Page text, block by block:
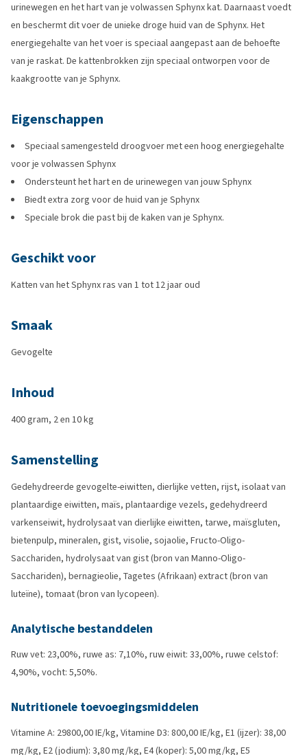
urinewegen en het hart van je volwassen Sphynx kat. Daarnaast voedt
en beschermt dit voer de unieke droge huid van de Sphynx. Het
energiegehalte van het voer is speciaal aangepast aan de behoefte
van je raskat. De kattenbrokken zijn speciaal ontworpen voor de
kaakgrootte van je Sphynx.
Eigenschappen
Speciaal samengesteld droogvoer met een hoog energiegehalte
voor je volwassen Sphynx
Ondersteunt het hart en de urinewegen van jouw Sphynx
Biedt extra zorg voor de huid van je Sphynx
Speciale brok die past bij de kaken van je Sphynx.
Geschikt voor
Katten van het Sphynx ras van 1 tot 12 jaar oud
Smaak
Gevogelte
Inhoud
400 gram, 2 en 10 kg
Samenstelling
Gedehydreerde gevogelte-eiwitten, dierlijke vetten, rijst, isolaat van
plantaardige eiwitten, maïs, plantaardige vezels, gedehydreerd
varkenseiwit, hydrolysaat van dierlijke eiwitten, tarwe, maïsgluten,
bietenpulp, mineralen, gist, visolie, sojaolie, Fructo-Oligo-
Sacchariden, hydrolysaat van gist (bron van Manno-Oligo-
Sacchariden), bernagieolie, Tagetes (Afrikaan) extract (bron van
luteïne), tomaat (bron van lycopeen).
Analytische bestanddelen
Ruw vet: 23,00%, ruwe as: 7,10%, ruw eiwit: 33,00%, ruwe celstof:
4,90%, vocht: 5,50%.
Nutritionele toevoegingsmiddelen
Vitamine A: 29800,00 IE/kg, Vitamine D3: 800,00 IE/kg, E1 (ijzer): 38,00
mg/kg, E2 (jodium): 3,80 mg/kg, E4 (koper): 5,00 mg/kg, E5